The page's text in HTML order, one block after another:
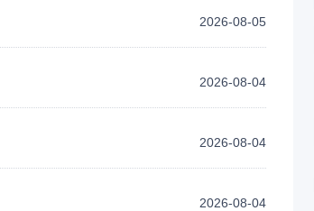
2026-08-05
2026-08-04
2026-08-04
2026-08-04